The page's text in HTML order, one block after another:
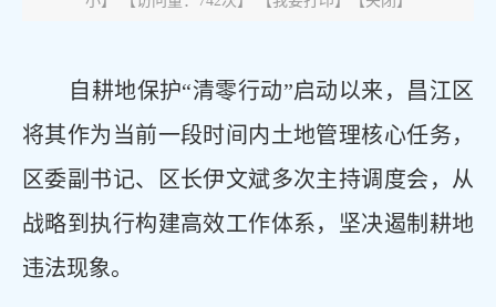
自耕地保护“清零行动”启动以来，昌江区
将其作为当前一段时间内土地管理核心任务，
区委副书记、区长伊文斌多次主持调度会，从
战略到执行构建高效工作体系，坚决遏制耕地
违法现象。